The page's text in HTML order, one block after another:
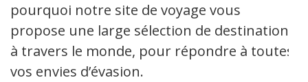
pourquoi notre site de voyage vous
propose une large sélection de destinations
à travers le monde, pour répondre à toutes
vos envies d’évasion.